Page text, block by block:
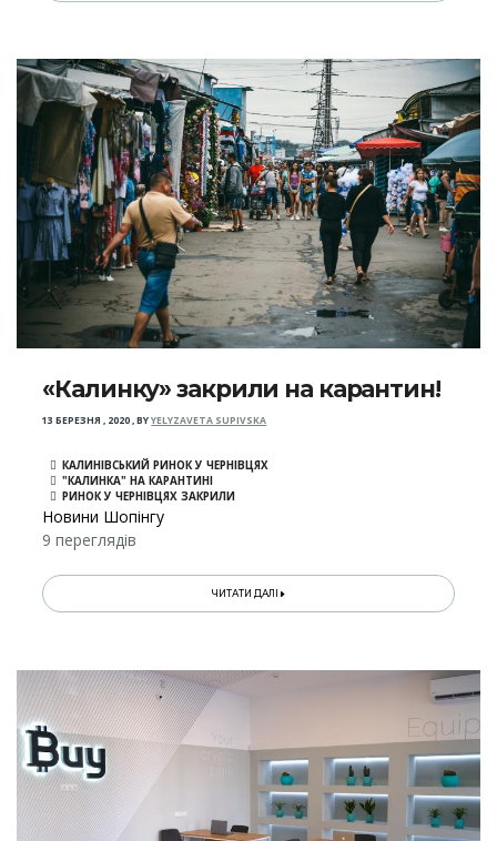
«Калинку» закрили на карантин!
13 БЕРЕЗНЯ , 2020,BYYELYZAVETA SUPIVSKA
КАЛИНІВСЬКИЙ РИНОК У ЧЕРНІВЦЯХ
"КАЛИНКА" НА КАРАНТИНІ
РИНОК У ЧЕРНІВЦЯХ ЗАКРИЛИ
Новини Шопінгу
9 переглядів
ЧИТАТИ ДАЛІ